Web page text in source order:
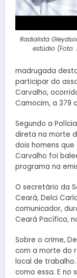
Radialista
estúdio
madrugada
participar do
Carvalho,
Camocim, a 379
Segundo a
direta na morte
dois homens
Carvalho foi
programa na
O secretário da
Ceará, Delci
comunicador,
Ceará Pacífico,
Sobre o crime,
com a morte do
local de
como essa. E no